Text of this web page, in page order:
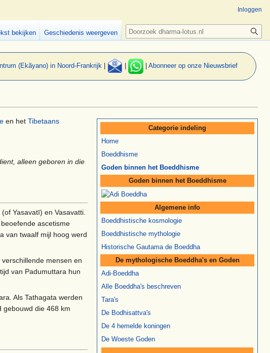
(Ekãyano) in Noord-Frankrijk Abonneer op onze Nieuwsbrief
Categorie indeling
Home
Boeddhisme
Goden binnen het Boeddhisme
Goden binnen het Boeddhisme
Algemene info
Boeddhistische kosmologie
Boeddhistische mythologie
Historische Gautama de Boeddha
De mythologische Boeddha's en Goden
Adi-Boeddha
Alle Boeddha's beschreven
Tara's
De Bodhisattva's
De 4 hemelde koningen
De Woeste Goden
en het Tibetaans
alleen geboren in die
Yasavatī) en Vasavatti.
ascetisme
van twaalf mijl hoog werd
mensen en
van Padumuttara hun
Als Tathagata werden
gebouwd die 468 km
Inloggen
bekijken Geschiedenis weergeven Zoeken